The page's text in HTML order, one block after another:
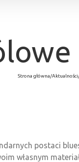
Strona główna/Aktualności
postaci
własnym